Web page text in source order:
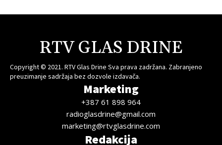
RTV GLAS DRINE
Copyright © 2021. RTV Glas Drine Sva prava zadržana. Zabranjeno
preuzimanje sadržaja bez dozvole izdavača.
Marketing
+387 61 898 964
radioglasdrine@gmail.com
marketing@rtvglasdrine.com
Redakcija